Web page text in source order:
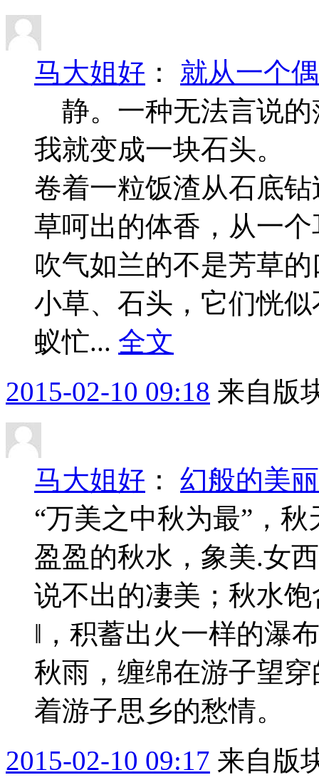
马大姐好 ： 就从一个
静。一种无法言说的
我就变成一块石头。
卷着一粒饭渣从石底
草呵出的体香，从一
吹气如兰的不是芳
小草、石头，它们恍
蚁忙... 全文
2015-02-10 09:18 来自版
马大姐好 ： 幻般的美丽
“万美之中秋为最”
盈盈的秋水，象美.女
说不出的凄美；秋水饱
‖，积蓄出火一样的瀑
秋雨，缠绵在游子望
着游子思乡的愁情
2015-02-10 09:17 来自版